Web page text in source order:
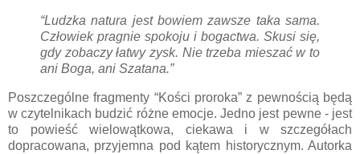
“Ludzka natura jest bowiem zawsze taka sama.
Człowiek pragnie spokoju i bogactwa. Skusi się,
gdy zobaczy łatwy zysk. Nie trzeba mieszać w to
ani Boga, ani Szatana.”
Poszczególne fragmenty “Kości proroka” z pewnością będą
w czytelnikach budzić różne emocje. Jedno jest pewne - jest
to powieść wielowątkowa, ciekawa i w szczegółach
dopracowana, przyjemna pod kątem historycznym. Autorka